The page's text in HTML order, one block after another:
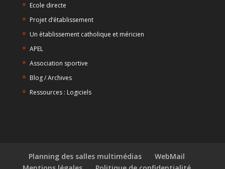
Ecole directe
Projet d’établissement
Un établissement catholique et méricien
APEL
Association sportive
Blog / Archives
Ressources : Logiciels
Planning des salles multimédias
WebMail